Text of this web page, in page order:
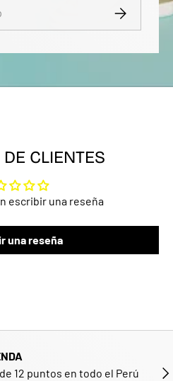
SUSCRIBIRSE
CLIENTES
escribir una reseña
una reseña
12 puntos en todo el Perú